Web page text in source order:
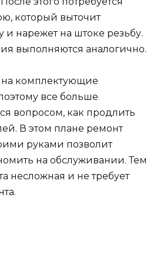
который выточит
нарежет на штоке резьбу.
выполняются аналогично.
на комплектующие
все больше
вопросом, как продлить
В этом плане ремонт
руками позволит
на обслуживании. Тем
несложная и не требует